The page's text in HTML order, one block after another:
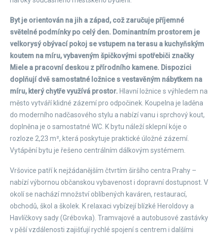
Byt je orientován na jih a západ, což zaručuje příjemné
světelné podmínky po celý den. Dominantním prostorem je
velkorysý obývací pokoj se vstupem na terasu a kuchyňským
koutem na míru, vybaveným špičkovými spotřebiči značky
Miele a pracovní deskou z přírodního kamene. Dispozici
doplňují dvě samostatné ložnice s vestavěným nábytkem na
míru, který chytře využívá prostor. Hlavní ložnice s výhledem na
město vytváří klidné zázemí pro odpočinek. Koupelna je laděna
do moderního nadčasového stylu a nabízí vanu i sprchový kout,
doplněna je o samostatné WC. K bytu náleží sklepní kóje o
rozloze 2,23 m², která poskytuje praktické úložné zázemí.
Vytápění bytu je řešeno centrálním dálkovým systémem.
Vršovice patří k nejžádanějším čtvrtím širšího centra Prahy –
nabízí výbornou občanskou vybavenost i dopravní dostupnost. V
okolí se nachází množství oblíbených kaváren, restaurací,
obchodů, škol a školek. K relaxaci vybízejí blízké Heroldovy a
Havlíčkovy sady (Grébovka). Tramvajové a autobusové zastávky
v pěší vzdálenosti zajišťují rychlé spojení s centrem i dalšími